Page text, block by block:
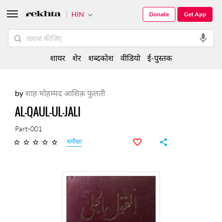
byशाह मोहम्मद आशिक़ फुलती
AL-QAUL-UL-JALI
Part-001
समीक्षा
HIN Get App
Donate
शायर शेर शब्दकोश वीडियो ई-पुस्तक